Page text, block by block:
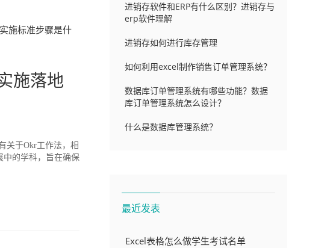
施标准步骤是什
施落地
关于Okr工作法，相
中的学科，旨在确保
进销存软件和ERP有什么区别？进销存与
erp软件理解
进销存如何进行库存管理
如何利用excel制作销售订单管理系统？
数据库订单管理系统有哪些功能？数据
库订单管理系统怎么设计？
什么是数据库管理系统？
最近发表
Excel表格怎么做学生考试名单